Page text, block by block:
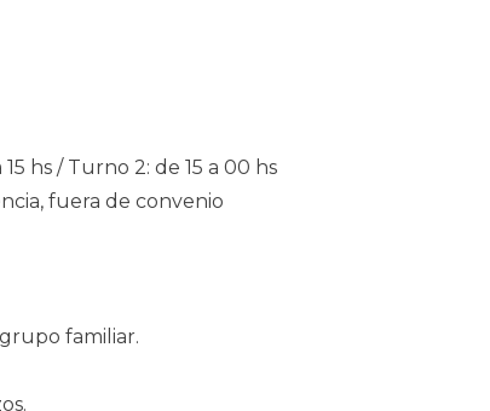
hs / Turno 2: de 15 a 00 hs
fuera de convenio
familiar.